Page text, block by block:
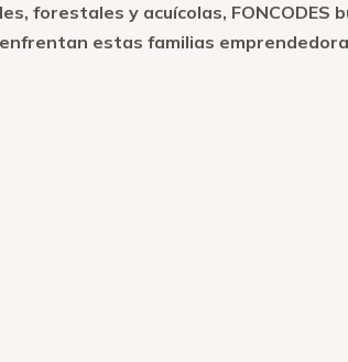
forestales y acuícolas,
estas familias